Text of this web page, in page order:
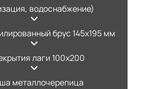
водоснабжение)
брус 145х195 мм
лаги 100х200
металлочерепица